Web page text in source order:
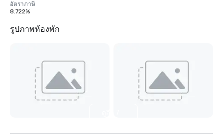
อัตราภาษี
8.722%
รูปภาพห้องพัก